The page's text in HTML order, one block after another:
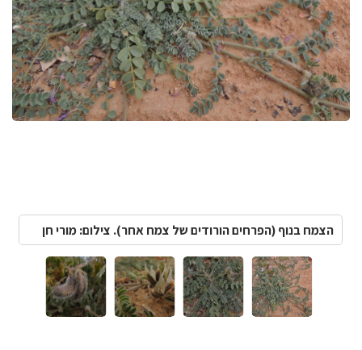
הצמח בנוף (הפרחים הורודים של צמח אחר). צילום: מורי חן